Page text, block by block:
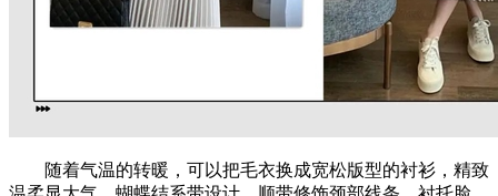
随着气温的转暖，可以把毛衣换成宽松版型的衬衫，精致